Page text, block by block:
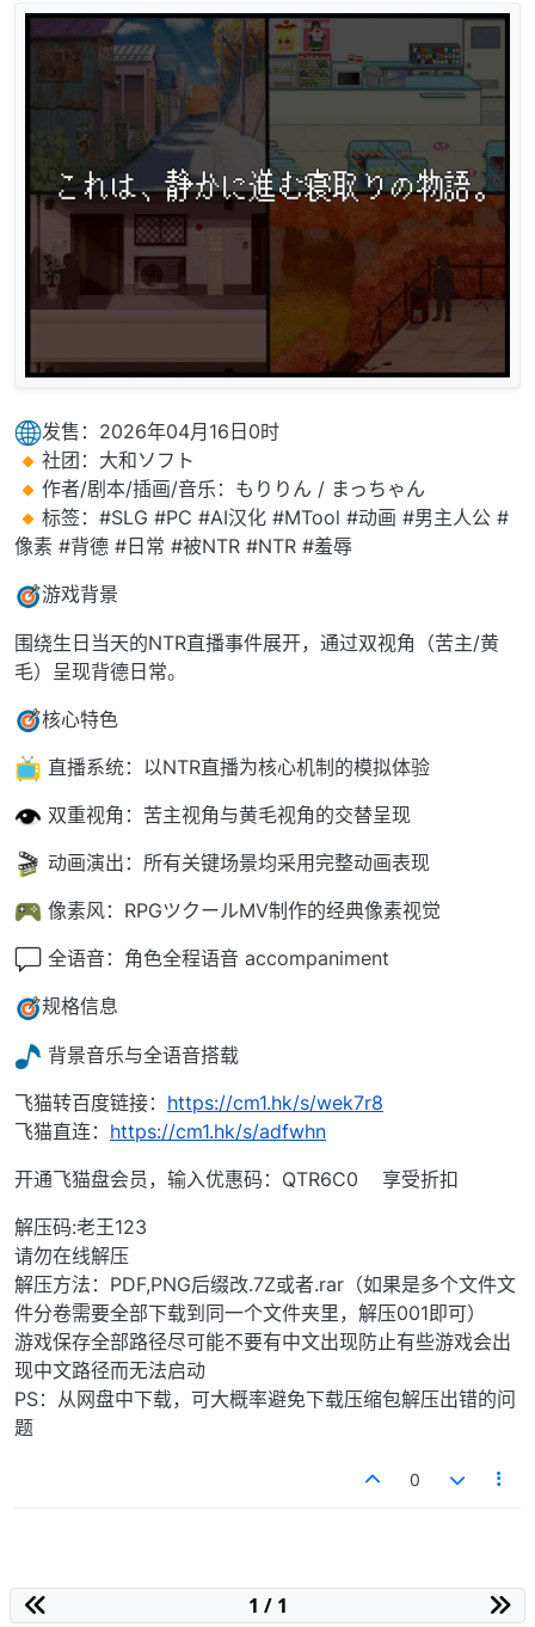
发售：2026年04月16日0时
社团：大和ソフト
作者/剧本/插画/音乐：もりりん / まっちゃん
标签：#SLG #PC #AI汉化 #MTool #动画 #男主人公 #
像素 #背德 #日常 #被NTR #NTR #羞辱
游戏背景
围绕生日当天的NTR直播事件展开，通过双视角（苦主/黄
毛）呈现背德日常。
核心特色
直播系统：以NTR直播为核心机制的模拟体验
双重视角：苦主视角与黄毛视角的交替呈现
动画演出：所有关键场景均采用完整动画表现
像素风：RPGツクールMV制作的经典像素视觉
全语音：角色全程语音 accompaniment
规格信息
背景音乐与全语音搭载
飞猫转百度链接： https://cm1.hk/s/wek7r8
飞猫直连： https://cm1.hk/s/adfwhn
开通飞猫盘会员，输入优惠码：QTR6C0 享受折扣
解压码:老王123
请勿在线解压
解压方法：PDF,PNG后缀改.7Z或者.rar（如果是多个文件文
件分卷需要全部下载到同一个文件夹里，解压001即可）
游戏保存全部路径尽可能不要有中文出现防止有些游戏会出
现中文路径而无法启动
PS：从网盘中下载，可大概率避免下载压缩包解压出错的问
题
0
1 / 1